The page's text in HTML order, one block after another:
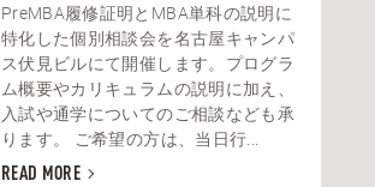
PreMBA履修証明とMBA単科の説明に
特化した個別相談会を名古屋キャンパ
ス伏見ビルにて開催します。プログラ
ム概要やカリキュラムの説明に加え、
入試や通学についてのご相談なども承
ります。 ご希望の方は、当日行...
READ MORE